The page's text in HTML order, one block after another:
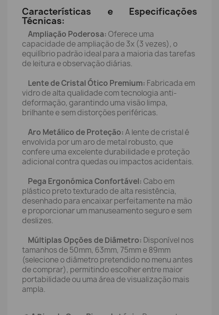
Características e Especificações
Técnicas:
Ampliação Poderosa:Oferece uma
capacidade de ampliação de 3x (3 vezes), o
equilíbrio padrão ideal para a maioria das tarefas
de leitura e observação diárias.
Lente de Cristal Ótico Premium: Fabricada em
vidro de alta qualidade com tecnologia anti-
deformação, garantindo uma visão limpa,
brilhante e sem distorções periféricas.
Aro Metálico de Proteção:A lente de cristal é
envolvida por um aro de metal robusto, que
confere uma excelente durabilidade e proteção
adicional contra quedas ou impactos acidentais.
Pega Ergonómica Confortável:Cabo em
plástico preto texturado de alta resistência,
desenhado para encaixar perfeitamente na mão
e proporcionar um manuseamento seguro e sem
deslizes.
Múltiplas Opções de Diâmetro: Disponível nos
tamanhos de 50mm, 63mm, 75mm e 89mm
(selecione o diâmetro pretendido no menu antes
de comprar), permitindo escolher entre maior
portabilidade ou uma área de visualização mais
ampla.